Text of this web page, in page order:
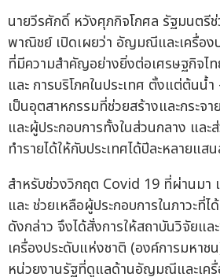
นายวีรศักดิ์ หวังศุภกิจโกศล รัฐมนตรีช่
พาณิชย์ เปิดเผยว่า อัญมณีและเครื่อง
ที่มีความสำคัญอย่างยิ่งต่อเศรษฐกิจไ
และ การบริโภคในประเทศ ตั้งแต่ต้นน้
เป็นอุตสาหกรรมที่ช่วยสร้างและกระจ
และผู้ประกอบการทั้งในส่วนกลาง และ
ทำรายได้ให้กับประเทศได้ปีละหลายแส
สำหรับช่วงวิกฤต Covid 19 ที่ผ่านมา
และ ช่วยเหลือผู้ประกอบการในภาวะที่
ดังกล่าว จึงได้สั่งการให้สถาบันวิจัย
เครื่องประดับแห่งชาติ (องค์การมหาช
หน่วยงานรัฐที่ดูแลด้านอัญมณีและเครื่